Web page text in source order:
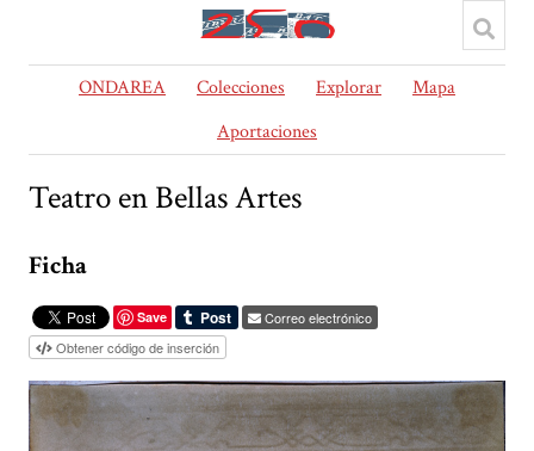
ONDAREA Colecciones Explorar
Mapa
Aportaciones
Teatro en Bellas Artes
Ficha
Save
Correo electrónico
Obtener código de inserción